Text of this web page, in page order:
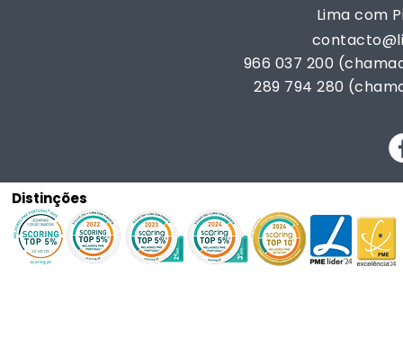
Lima com
966 037 200
289 794 280
Distinções